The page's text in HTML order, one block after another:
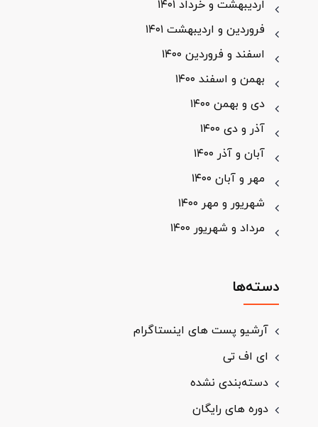
اردیبهشت و خرداد ۱۴۰۱
فروردین و اردیبهشت ۱۴۰۱
اسفند و فروردین ۱۴۰۰
بهمن و اسفند ۱۴۰۰
دی و بهمن ۱۴۰۰
آذر و دی ۱۴۰۰
آبان و آذر ۱۴۰۰
مهر و آبان ۱۴۰۰
شهریور و مهر ۱۴۰۰
مرداد و شهریور ۱۴۰۰
دسته‌ها
آرشیو پست های اینستاگرام
ای اف تی
دسته‌بندی نشده
دوره های رایگان